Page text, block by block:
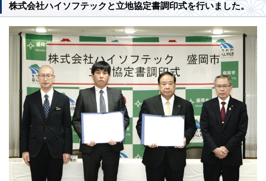
株式会社ハイソフテックと立地協定書調印式を行いました。